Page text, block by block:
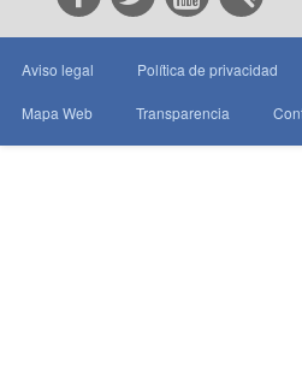
Aviso legal Política de privacidad
Mapa Web Transparencia